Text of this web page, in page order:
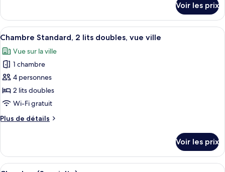
grand
lit
et
canapé-
lit,
vue
ville
le
type
de
Chambre
Standard,
grand
lit
et
canapé-
Voir les prix
Afficher
toutes
les
photos
pour
ce
type
chambre :
2
Une chambre d’hôtel avec deux lits,
4
Chambre Standard, 2 lits doubles, vue ville
Vue sur la ville
1 chambre
4 personnes
2 lits doubles
Wi-Fi gratuit
Plus de détails
Plus
le
type
Voir les prix
Afficher
Un lit avec une literie blanche et une